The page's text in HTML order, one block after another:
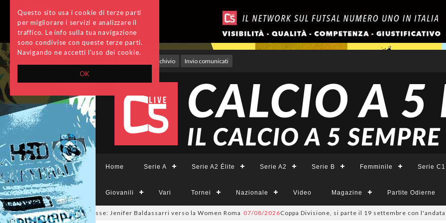
OK
Questo sito usa i cookie di terze parti
per migliorare i servizi e analizzare il
traffico. Le info sulla tua navigazione
sono condivise con queste terze parti.
Navigando ne accetti l'uso dei cookie.
Archivio Invio comunicati
Home Serie A Serie A2 Élite Serie A2 Serie B Femminile Serie C1
Giovanili Vari Tornei Nazionale Video Magazine Partite Odierne
a tinte giallorosse: Jenifer Baldassarri verso la Women Roma 07/08/2026Coppa Divisione, si parte il 19 settembre con l'andata del